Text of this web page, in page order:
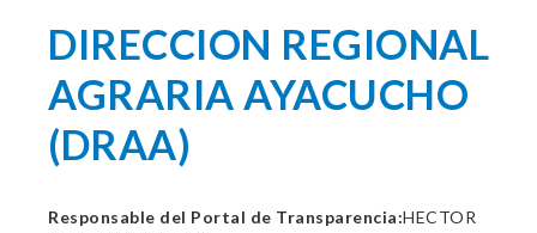
DIRECCION REGIONAL
AGRARIA AYACUCHO
(DRAA)
Responsable del Portal de Transparencia:HECTOR